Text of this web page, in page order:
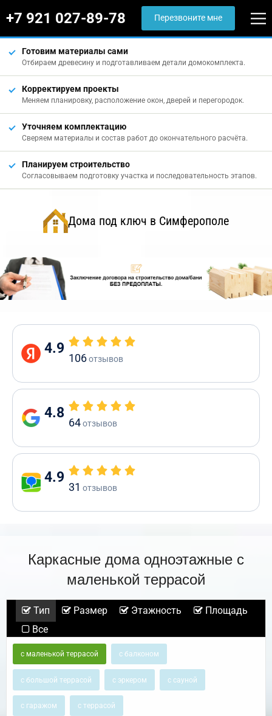
+7 921 027-89-78 Перезвоните мне
Готовим материалы сами
Отбираем древесину и подготавливаем детали домокомплекта.
Корректируем проекты
Меняем планировку, расположение окон, дверей и перегородок.
Уточняем комплектацию
Сверяем материалы и состав работ до окончательного расчёта.
Планируем строительство
Согласовываем подготовку участка и последовательность этапов.
Дома под ключ в Симферополе
4.9
106отзывов
4.8
64отзывов
4.9
31 отзывов
Каркасные дома одноэтажные с
маленькой террасой
Тип Размер Этажность
Площадь
Все
с маленькой террасой с балконом
с большой террасой с эркером с сауной
с гаражом с террасой